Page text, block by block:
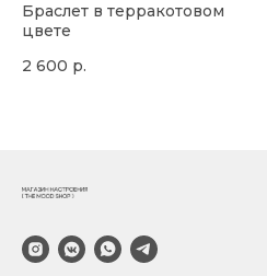
Браслет в терракотовом
цвете
2 600 р.